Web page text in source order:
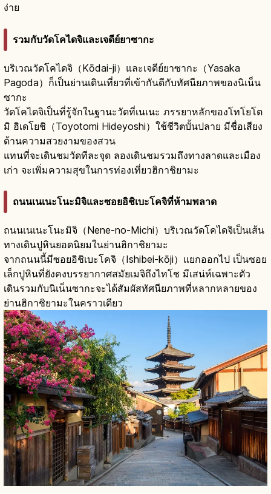
ง่าย
รวมกับวัดโคไดจิและเจดีย์ยาซากะ
บริเวณวัดโคไดจิ（Kōdai-ji）และเจดีย์ยาซากะ（Yasaka
Pagoda）ก็เป็นย่านเดินเที่ยวที่เข้ากันดีกับทัศนียภาพของนิเน็น
ซากะ
วัดโคไดจิเป็นที่รู้จักในฐานะวัดที่เนเนะ ภรรยาหลักของโทโยโต
มิ ฮิเดโยชิ（Toyotomi Hideyoshi）ใช้ชีวิตบั้นปลาย มีชื่อเสียง
ด้านความสวยงามของสวน
แทนที่จะเดินชมวัดทีละจุด ลองเดินชมรวมถึงทางลาดและเมือง
เก่า จะเพิ่มความสุขในการท่องเที่ยวฮิกาชิยามะ
ถนนเนเนะโนะมิจิและซอยอิชิเบะโคจิที่ห้ามพลาด
ถนนเนเนะโนะมิจิ（Nene-no-Michi）บริเวณวัดโคไดจิเป็นเส้น
ทางเดินปูหินยอดนิยมในย่านฮิกาชิยามะ
จากถนนนี้มีซอยอิชิเบะโคจิ（Ishibei-kōji）แยกออกไป เป็นซอย
เล็กปูหินที่ยังคงบรรยากาศสมัยเมจิถึงไทโช มีเสน่ห์เฉพาะตัว
เดินรวมกับนิเน็นซากะจะได้สัมผัสทัศนียภาพที่หลากหลายของ
ย่านฮิกาชิยามะในคราวเดียว